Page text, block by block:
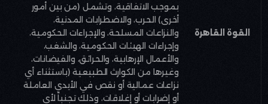
القوة القاهرة
بموجب الاتفاقية، وتشمل (من بين أمور
أخرى) الحرب، والاضطرابات المدنية،
والنزاعات المسلحة، والإجراءات الحكومية،
وإجراءات الهيئات الحكومية، والشغب،
والأعمال الإرهابية، والحرائق، والفيضانات،
وغيرها من الكوارث الطبيعية (باستثناء أي
نزاعات عمالية أو نقص في الأيدي العاملة
أو إضرابات أو إغلاقات، وذلك تجنباً لأي